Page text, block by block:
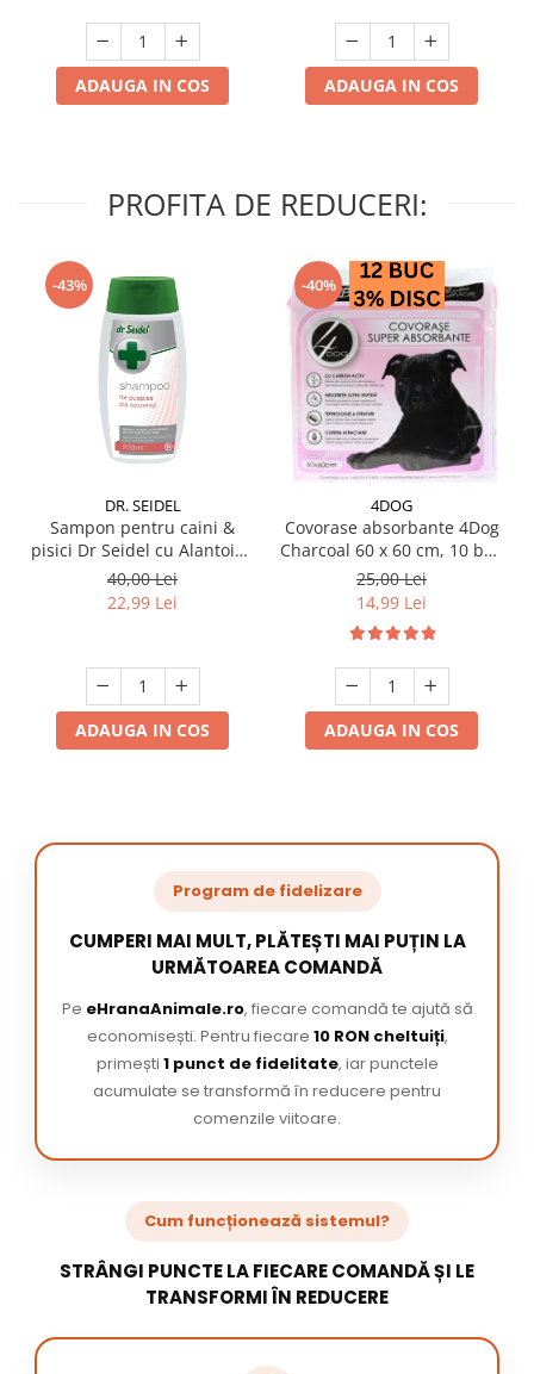
ADAUGA IN COS ADAUGA IN COS
PROFITA DE REDUCERI:
-43%
DR. SEIDEL
Sampon pentru caini &
pisici Dr Seidel cu Alantoina
220 ml
40,00 Lei
22,99 Lei
ADAUGA IN COS
-40%
4DOG
Covorase absorbante 4Dog
Charcoal 60 x 60 cm, 10 buc
/ pachet
25,00 Lei
14,99 Lei
ADAUGA IN COS
Program de fidelizare
CUMPERI MAI MULT, PLĂTEȘTI MAI PUȚIN LA
URMĂTOAREA COMANDĂ
Pe eHranaAnimale.ro, fiecare comandă te ajută să
economisești. Pentru fiecare 10 RON cheltuiți,
primești 1 punct de fidelitate, iar punctele
acumulate se transformă în reducere pentru
comenzile viitoare.
Cum funcționează sistemul?
STRÂNGI PUNCTE LA FIECARE COMANDĂ ȘI LE
TRANSFORMI ÎN REDUCERE